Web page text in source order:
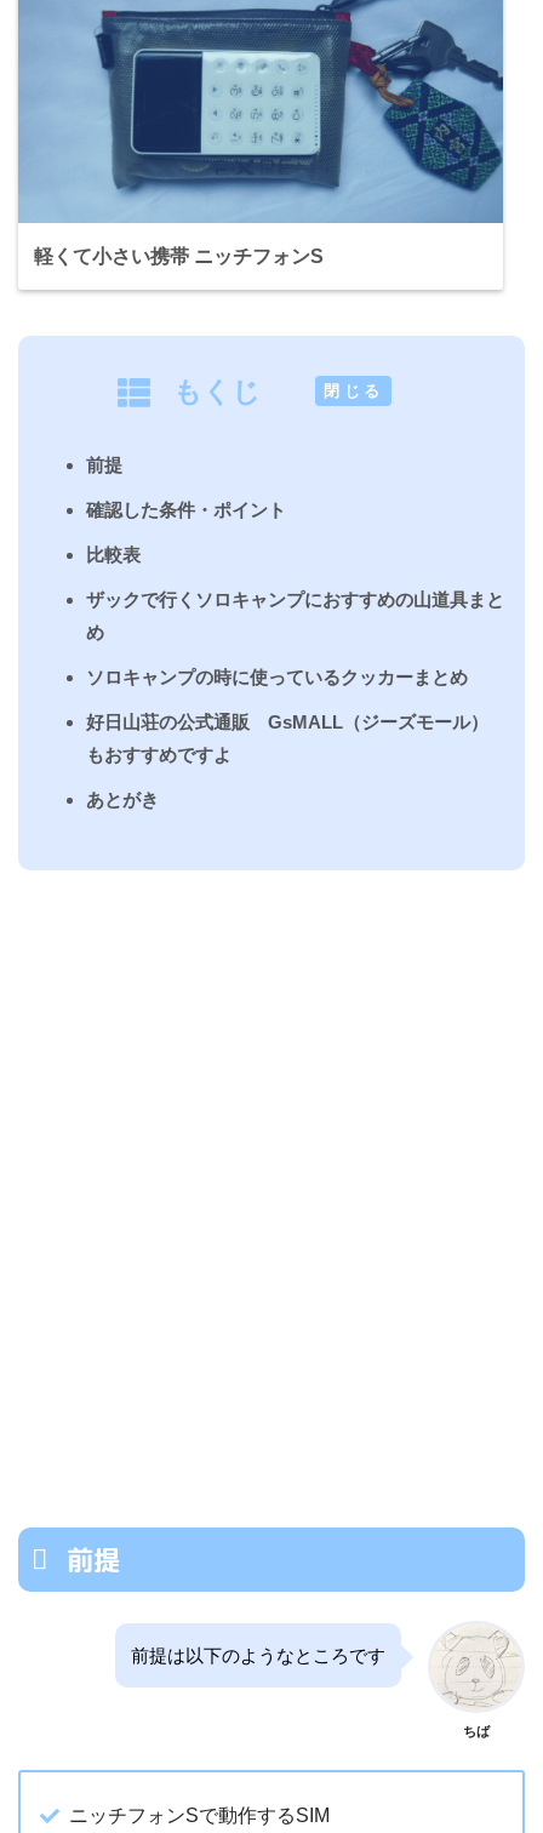
軽くて小さい携帯 ニッチフォンS
もくじ 閉じる
前提
確認した条件・ポイント
比較表
ザックで行くソロキャンプにおすすめの山道具まと
め
ソロキャンプの時に使っているクッカーまとめ
好日山荘の公式通販 GsMALL（ジーズモール）
もおすすめですよ
あとがき
前提
前提は以下のようなところです
ちば
ニッチフォンSで動作するSIM